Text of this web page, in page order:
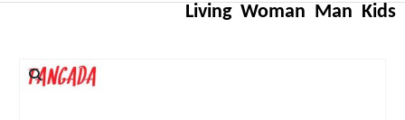
Kids
Man
Woman
Living